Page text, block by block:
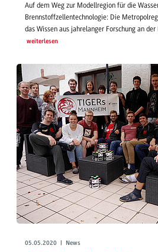
Auf dem Weg zur Modellregion für die
Brennstoffzellentechnologie: Die
das Wissen aus jahrelanger Forschung an
weiterlesen
05.05.2020 | News